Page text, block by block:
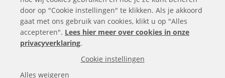
Alle bedragen zijn exclusief BTW
door op "Cookie instellingen" te klikken. Als je akkoord
gaat met ons gebruik van cookies, klikt u op "Alles
accepteren". Lees hier meer over cookies in onze
privacyverklaring.
Cookie instellingen
Alles weigeren